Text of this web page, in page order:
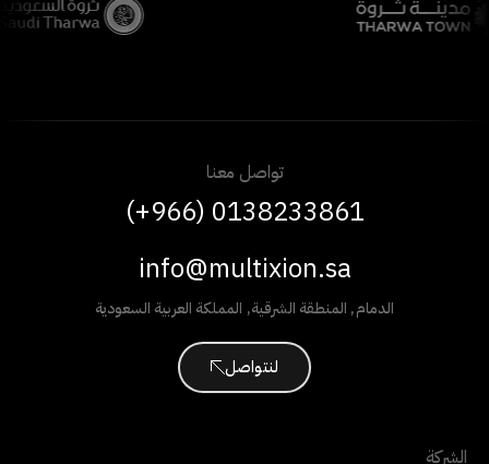
الشركة
تواصل معنا
(+966) 0138233861
info@multixion.sa
الدمام, المنطقة الشرقية, المملكة العربية السعودية
لنتواصل